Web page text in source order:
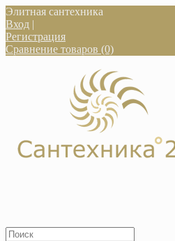
Элитная сантехника
Вход |
Регистрация
Сравнение товаров (0)